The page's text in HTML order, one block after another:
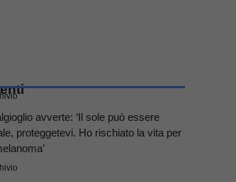
avverte: ‘Il sole può essere
proteggetevi. Ho rischiato la vita per